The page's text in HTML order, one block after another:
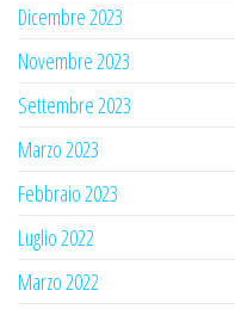
Dicembre 2023
Novembre 2023
Settembre 2023
Marzo 2023
Febbraio 2023
Luglio 2022
Marzo 2022